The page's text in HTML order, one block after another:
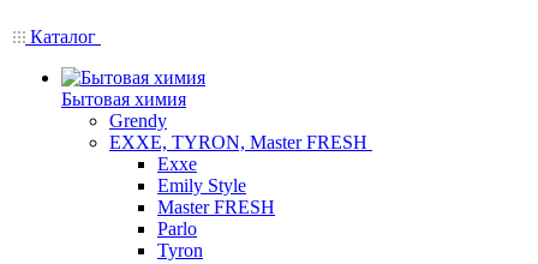
Каталог
Бытовая химия
Grendy
EXXE, TYRON, Master FRESH
Exxe
Emily Style
Master FRESH
Parlo
Tyron